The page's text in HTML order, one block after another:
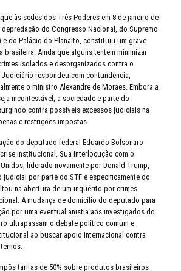
às sedes dos Três Poderes em 8 de janeiro de
depredação do Congresso Nacional, do Supremo
e do Palácio do Planalto, constituiu um grave
brasileira. Ainda que alguns tentem minimizar
isolados e desorganizados contra o
respondeu com contundência,
o ministro Alexandre de Moraes. Embora a
incontestável, a sociedade e parte do
contra possíveis excessos judiciais na
e restrições impostas.
do deputado federal Eduardo Bolsonaro
institucional. Sua interlocução com o
liderado novamente por Donald Trump,
judicial por parte do STF e especificamente do
na abertura de um inquérito por crimes
A mudança de domicílio do deputado para
por uma eventual anistia aos investigados do
ultrapassam o debate político comum e
ao buscar apoio internacional contra
tarifas de 50% sobre produtos brasileiros